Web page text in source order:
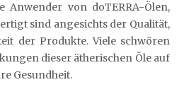
Anwender von doTERRA-Ölen,
sind angesichts der Qualität,
der Produkte. Viele schwören
dieser ätherischen Öle auf
Gesundheit.